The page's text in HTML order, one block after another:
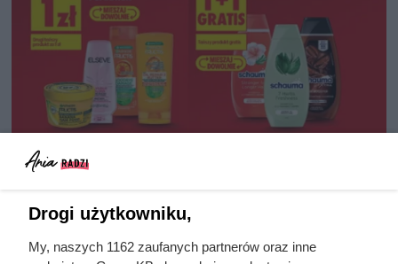
Drogi użytkowniku,
My, naszych 1162 zaufanych partnerów oraz inne